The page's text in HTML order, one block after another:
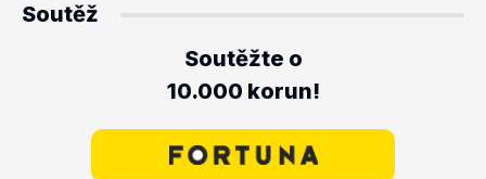
Soutěž
Soutěžte o
10.000 korun!